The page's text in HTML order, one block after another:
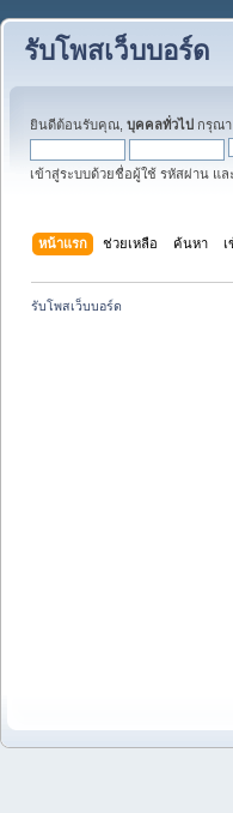
รับโพสเว็บบอร์ด
ยินดีต้อนรับคุณ, บุคคลทั่วไป กรุณา
เข้าสู่ระบบด้วยชื่อผู้ใช้ รหัสผ่าน แล
หน้าแรก ช่วยเหลือ ค้นหา
รับโพสเว็บบอร์ด